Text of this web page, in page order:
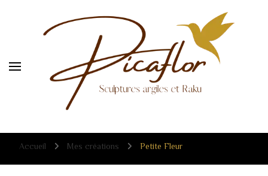
Sculpture céramique raku
Sculpture céramique raku
Accueil Mes créations Petite Fleur